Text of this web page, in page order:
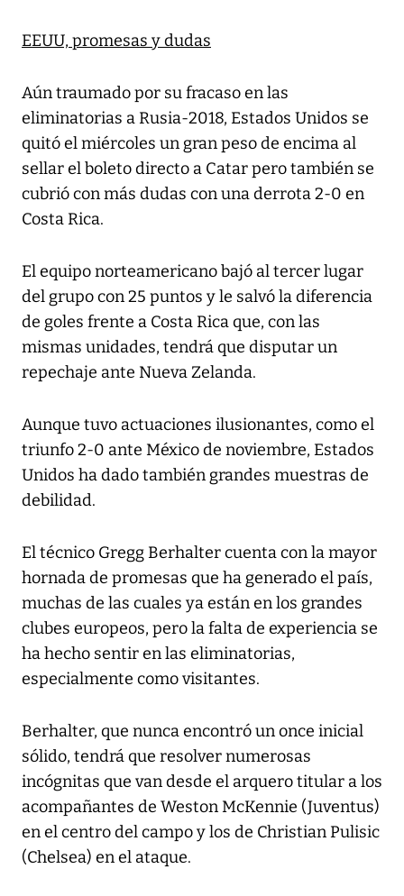
EEUU, promesas y dudas
Aún traumado por su fracaso en las
eliminatorias a Rusia-2018, Estados Unidos se
quitó el miércoles un gran peso de encima al
sellar el boleto directo a Catar pero también se
cubrió con más dudas con una derrota 2-0 en
Costa Rica.
El equipo norteamericano bajó al tercer lugar
del grupo con 25 puntos y le salvó la diferencia
de goles frente a Costa Rica que, con las
mismas unidades, tendrá que disputar un
repechaje ante Nueva Zelanda.
Aunque tuvo actuaciones ilusionantes, como el
triunfo 2-0 ante México de noviembre, Estados
Unidos ha dado también grandes muestras de
debilidad.
El técnico Gregg Berhalter cuenta con la mayor
hornada de promesas que ha generado el país,
muchas de las cuales ya están en los grandes
clubes europeos, pero la falta de experiencia se
ha hecho sentir en las eliminatorias,
especialmente como visitantes.
Berhalter, que nunca encontró un once inicial
sólido, tendrá que resolver numerosas
incógnitas que van desde el arquero titular a los
acompañantes de Weston McKennie (Juventus)
en el centro del campo y los de Christian Pulisic
(Chelsea) en el ataque.